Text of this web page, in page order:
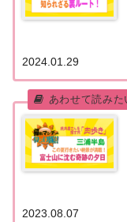
2024.01.29
2023.08.07